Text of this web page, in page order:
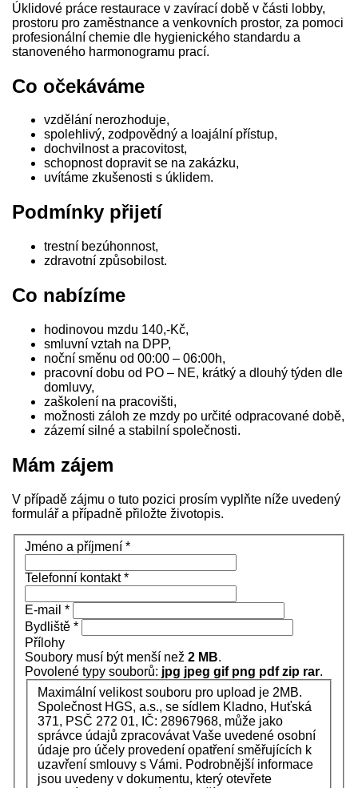
Úklidové práce restaurace v zavírací době v části lobby,
prostoru pro zaměstnance a venkovních prostor, za pomoci
profesionální chemie dle hygienického standardu a
stanoveného harmonogramu prací.
Co očekáváme
vzdělání nerozhoduje,
spolehlivý, zodpovědný a loajální přístup,
dochvilnost a pracovitost,
schopnost dopravit se na zakázku,
uvítáme zkušenosti s úklidem.
Podmínky přijetí
trestní bezúhonnost,
zdravotní způsobilost.
Co nabízíme
hodinovou mzdu 140,-Kč,
smluvní vztah na DPP,
noční směnu od 00:00 – 06:00h,
pracovní dobu od PO – NE, krátký a dlouhý týden dle
domluvy,
zaškolení na pracovišti,
možnosti záloh ze mzdy po určité odpracované době,
zázemí silné a stabilní společnosti.
Mám zájem
V případě zájmu o tuto pozici prosím vyplňte níže uvedený
formulář a případně přiložte životopis.
Jméno a příjmení *
Telefonní kontakt*
E-mail *
Bydliště *
Přílohy
Soubory musí být menší než 2 MB.
Povolené typy souborů: jpg jpeg gif png pdf zip rar.
Maximální velikost souboru pro upload je 2MB.
Společnost HGS, a.s., se sídlem Kladno, Huťská
371, PSČ 272 01, IČ: 28967968, může jako
správce údajů zpracovávat Vaše uvedené osobní
údaje pro účely provedení opatření směřujících k
uzavření smlouvy s Vámi. Podrobnější informace
jsou uvedeny v dokumentu, který otevřete